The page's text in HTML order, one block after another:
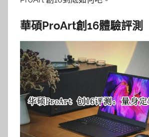
華碩ProArt創16體驗評測